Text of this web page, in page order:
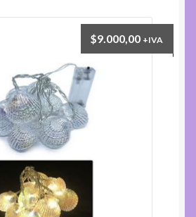
$9.000,00 +IVA